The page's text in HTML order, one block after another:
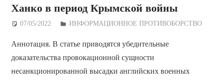
Ханко в период Крымской войны
07/05/2022 Дежурный по Редакции
ИНФОРМАЦИОННОЕ ПРОТИВОБОРСТВО
Аннотация. В статье приводятся убедительные
доказательства провокационной сущности
несанкционированной высадки английских военных